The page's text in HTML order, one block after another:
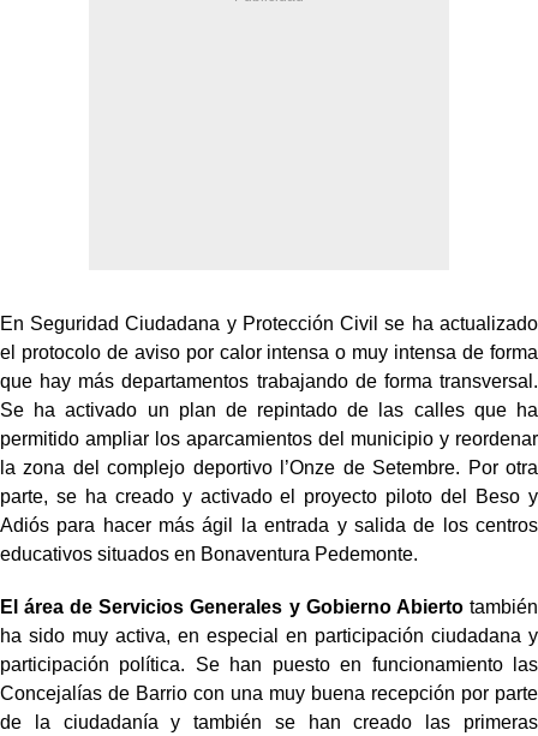
En Seguridad Ciudadana y Protección Civil se ha actualizado
el protocolo de aviso por calor intensa o muy intensa de forma
que hay más departamentos trabajando de forma transversal.
Se ha activado un plan de repintado de las calles que ha
permitido ampliar los aparcamientos del municipio y reordenar
la zona del complejo deportivo l’Onze de Setembre. Por otra
parte, se ha creado y activado el proyecto piloto del Beso y
Adiós para hacer más ágil la entrada y salida de los centros
educativos situados en Bonaventura Pedemonte.
El área de Servicios Generales y Gobierno Abiertotambién
ha sido muy activa, en especial en participación ciudadana y
participación política. Se han puesto en funcionamiento las
Concejalías de Barrio con una muy buena recepción por parte
de la ciudadanía y también se han creado las primeras